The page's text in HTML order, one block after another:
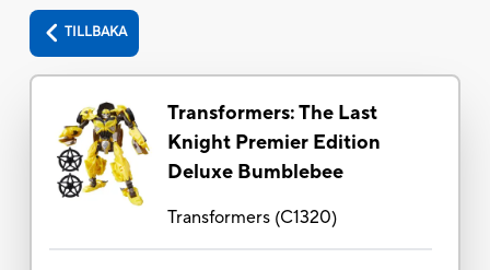
TILLBAKA
Transformers: The Last
Knight Premier Edition
Deluxe Bumblebee
Transformers(C1320)